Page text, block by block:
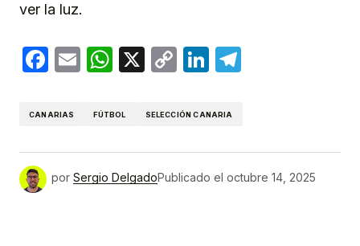
ver la luz.
Facebook
EmailWhatsApp
X
CopyLinkedIn
CANARIAS FÚTBOL SELECCIÓN CANARIA
por Sergio DelgadoPublicado el octubre 14, 2025